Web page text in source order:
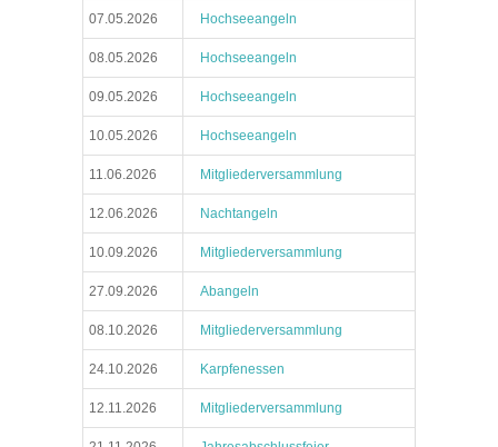
07.05.2026 Hochseeangeln
08.05.2026 Hochseeangeln
09.05.2026 Hochseeangeln
10.05.2026 Hochseeangeln
11.06.2026 Mitgliederversammlung
12.06.2026 Nachtangeln
10.09.2026 Mitgliederversammlung
27.09.2026 Abangeln
08.10.2026 Mitgliederversammlung
24.10.2026 Karpfenessen
12.11.2026 Mitgliederversammlung